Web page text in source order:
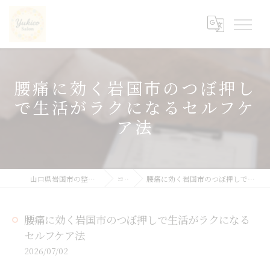
腰痛に効く岩国市のつぼ押し
で生活がラクになるセルフケ
ア法
山口県岩国市の整体ならyukicoサロン コラム 腰痛に効く岩国市のつぼ押しで生活がラクになるセルフケア法
腰痛に効く岩国市のつぼ押しで生活がラクになる
セルフケア法
2026/07/02